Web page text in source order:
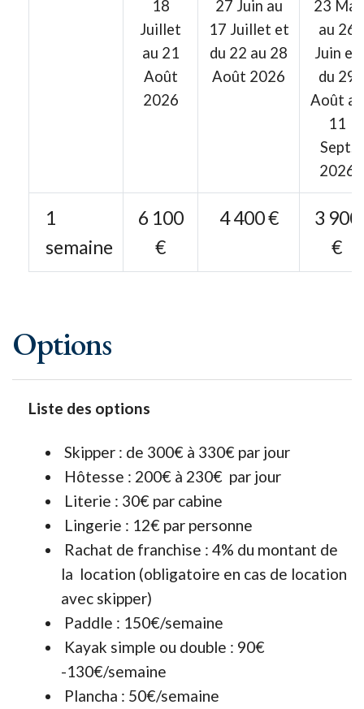
18
Juillet
au 21
Août
2026
27 Juin au
17 Juillet et
du 22 au 28
Août 2026
23 Mai
au 26
Juin et
du 29
Août au
11
Sept.
2026
1
semaine
6 100
€
4 400 €
3 900
€
Options
Liste des options
Skipper : de 300€ à 330€ par jour
Hôtesse : 200€ à 230€ par jour
Literie : 30€ par cabine
Lingerie : 12€ par personne
Rachat de franchise : 4% du montant de
la location (obligatoire en cas de location
avec skipper)
Paddle : 150€/semaine
Kayak simple ou double : 90€
-130€/semaine
Plancha : 50€/semaine